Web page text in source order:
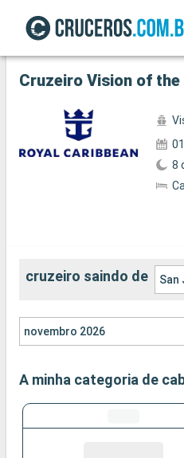
Ver a 18 fotos
Cruzeiro Vision of the
8
cruzeiro saindo de San
novembro 2026
A minha categoria de